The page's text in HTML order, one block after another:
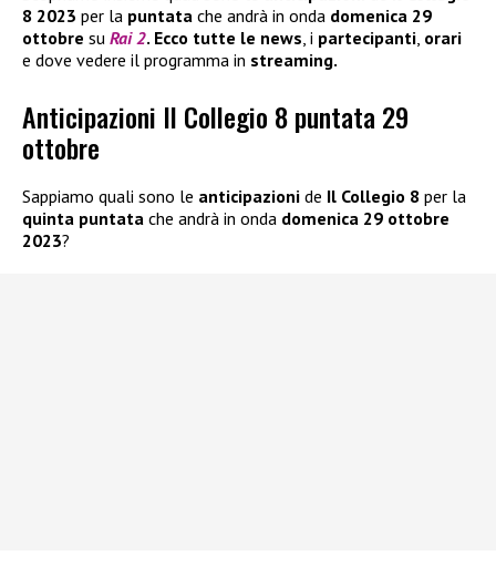
8 2023 per la puntata che andrà in onda domenica 29
ottobre su Rai 2. Ecco tutte le news, i partecipanti, orari
e dove vedere il programma in streaming.
Anticipazioni Il Collegio 8 puntata 29
ottobre
Sappiamo quali sono le anticipazioni de Il Collegio 8 per la
quinta puntata che andrà in onda domenica 29 ottobre
2023?